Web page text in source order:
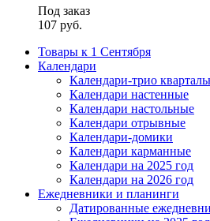
Под заказ
107 руб.
Товары к 1 Сентября
Календари
Календари-трио
Календари настенные
Календари настольные
Календари отрывные
Календари-домики
Календари карманные
Календари на 2025 год
Календари на 2026 год
Ежедневники и планинги
Датированные